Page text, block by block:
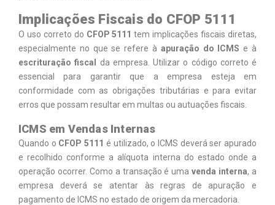
Implicações Fiscais do CFOP 5111
O uso correto do CFOP 5111 tem implicações fiscais diretas,
especialmente no que se refere à apuração do ICMS e à
escrituração fiscal
da empresa. Utilizar o código correto é
essencial para garantir que a empresa esteja em
conformidade com as obrigações tributárias e para evitar
erros que possam resultar em multas ou autuações fiscais.
ICMS em Vendas Internas
Quando o CFOP 5111 é utilizado, o ICMS deverá ser apurado
e recolhido conforme a alíquota interna do estado onde a
operação ocorrer. Como a transação é umavenda interna, a
empresa deverá se atentar às regras de apuração e
pagamento de ICMS no estado de origem da mercadoria.